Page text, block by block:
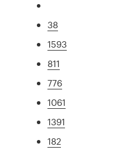
38
1593
811
776
1061
1391
182